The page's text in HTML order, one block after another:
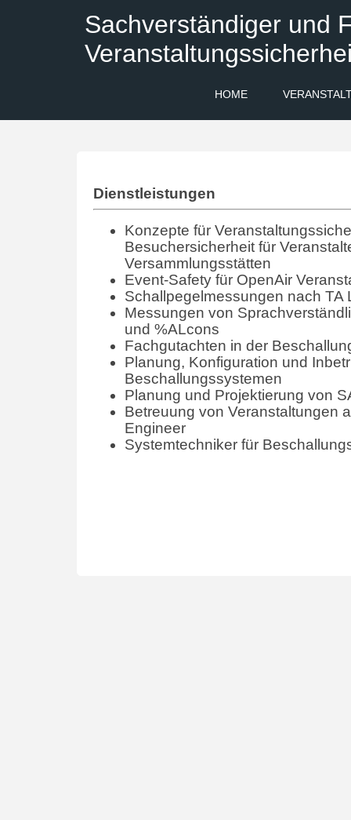
Sachverständiger und
HOME
Dienstleistungen
Konzepte für
Besuchersicherheit für
Versammlungsstätten
Event-Safety für OpenAir
Schallpegelmessungen nach TA
Messungen von
und %ALcons
Fachgutachten in der
Planung, Konfiguration und
Beschallungssystemen
Planung und Projektierung von
Betreuung von Veranstaltungen
Engineer
Systemtechniker für